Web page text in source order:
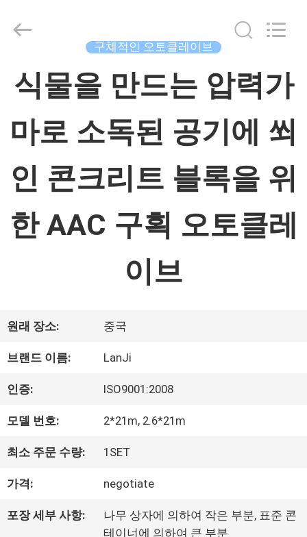
집
제
우
리
하
여
공
장
여
행
Concrete
Autoclave
Rights
Developed
구체적인 오토클레이브
식물을 만드는 압력가
마로 소독된 공기에 쐬
인 콘크리트 블록을 위
한 AAC 구획 오토클레
이브
원래 장소: 중국
브랜드 이름: LanJi
인증: ISO9001:2008
모델 번호: 2*21m, 2.6*21m
최소 주문 수량: 1SET
가격: negotiate
포장 세부 사항:
나무 상자에 의하여 작은 부분, 표준 콘
테이너에 의하여 큰 부분